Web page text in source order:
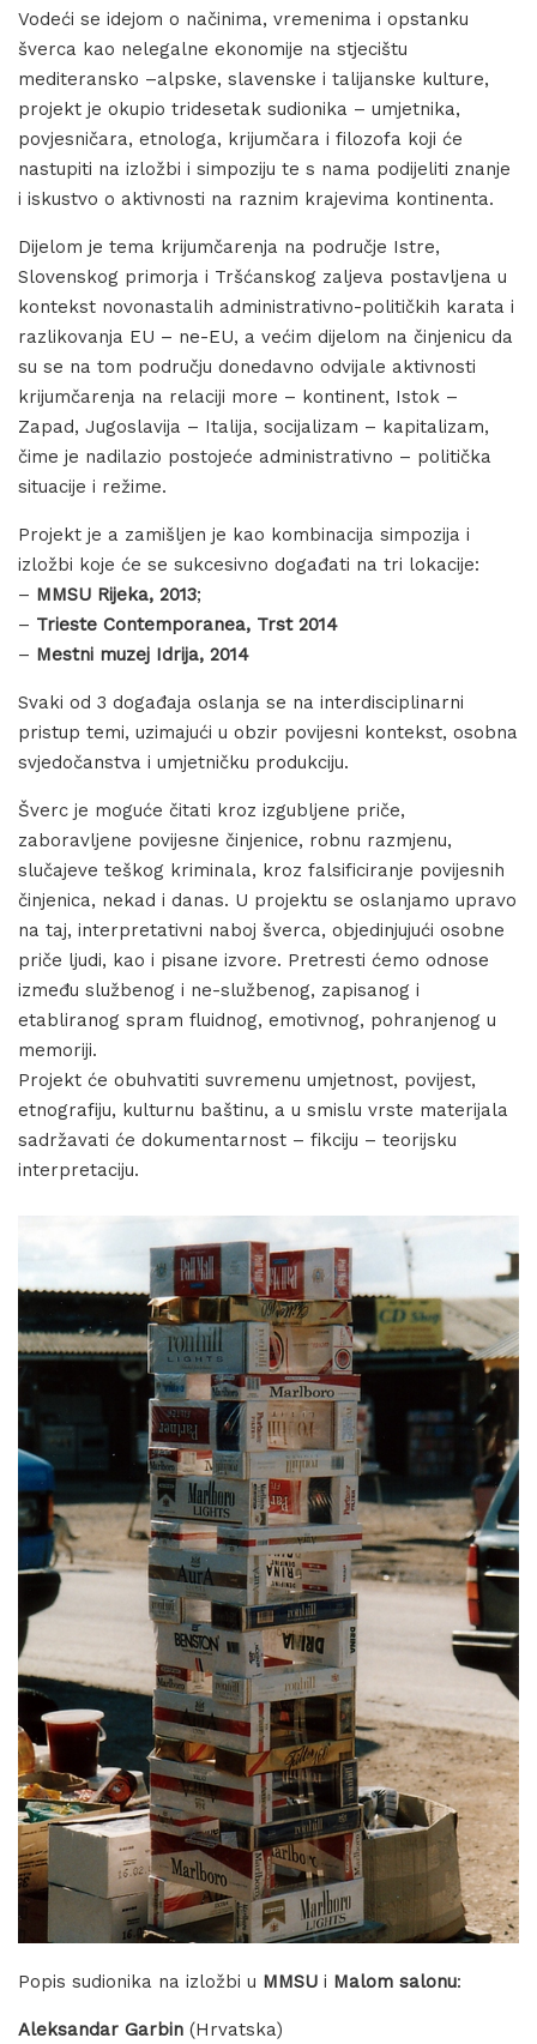
Vodeći se idejom o načinima, vremenima i opstanku
šverca kao nelegalne ekonomije na stjecištu
mediteransko –alpske, slavenske i talijanske kulture,
projekt je okupio tridesetak sudionika – umjetnika,
povjesničara, etnologa, krijumčara i filozofa koji će
nastupiti na izložbi i simpoziju te s nama podijeliti znanje
i iskustvo o aktivnosti na raznim krajevima kontinenta.
Dijelom je tema krijumčarenja na područje Istre,
Slovenskog primorja i Tršćanskog zaljeva postavljena u
kontekst novonastalih administrativno-političkih karata i
razlikovanja EU – ne-EU, a većim dijelom na činjenicu da
su se na tom području donedavno odvijale aktivnosti
krijumčarenja na relaciji more – kontinent, Istok –
Zapad, Jugoslavija – Italija, socijalizam – kapitalizam,
čime je nadilazio postojeće administrativno – politička
situacije i režime.
Projekt je a zamišljen je kao kombinacija simpozija i
izložbi koje će se sukcesivno događati na tri lokacije:
– MMSU Rijeka, 2013;
– Trieste Contemporanea, Trst 2014
– Mestni muzej Idrija, 2014
Svaki od 3 događaja oslanja se na interdisciplinarni
pristup temi, uzimajući u obzir povijesni kontekst, osobna
svjedočanstva i umjetničku produkciju.
Šverc je moguće čitati kroz izgubljene priče,
zaboravljene povijesne činjenice, robnu razmjenu,
slučajeve teškog kriminala, kroz falsificiranje povijesnih
činjenica, nekad i danas. U projektu se oslanjamo upravo
na taj, interpretativni naboj šverca, objedinjujući osobne
priče ljudi, kao i pisane izvore. Pretresti ćemo odnose
između službenog i ne-službenog, zapisanog i
etabliranog spram fluidnog, emotivnog, pohranjenog u
memoriji.
Projekt će obuhvatiti suvremenu umjetnost, povijest,
etnografiju, kulturnu baštinu, a u smislu vrste materijala
sadržavati će dokumentarnost – fikciju – teorijsku
interpretaciju.
Popis sudionika na izložbi u MMSU i Malom salonu:
Aleksandar Garbin (Hrvatska)